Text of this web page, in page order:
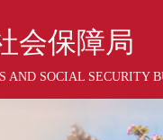
会保障局
AND SOCIAL SECURITY